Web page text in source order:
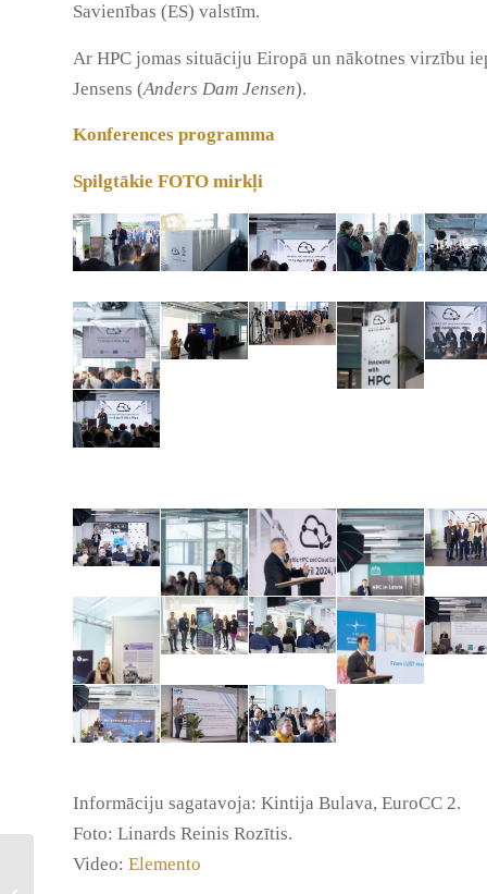
Savienības (ES) valstīm.
Ar HPC jomas situāciju Eiropā un nākotnes virzību
Jensens (Anders Dam Jensen).
Konferences programma
Spilgtākie FOTO mirkļi
Informāciju sagatavoja: Kintija Bulava, EuroCC 2.
Foto: Linards Reinis Rozītis.
Video: Elemento
Zinātnes universitāšu